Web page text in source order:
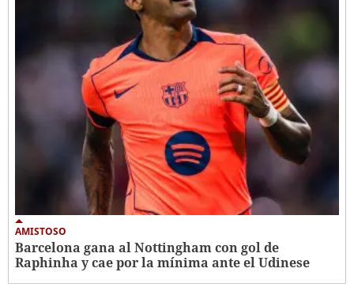
AMISTOSO
Barcelona gana al Nottingham con gol de
Raphinha y cae por la mínima ante el Udinese